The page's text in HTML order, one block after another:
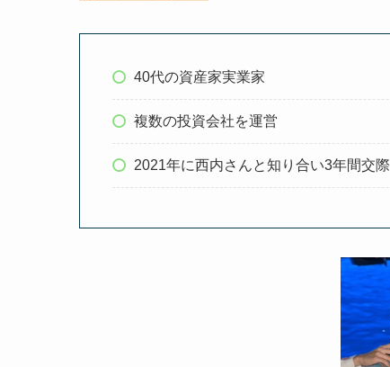
40代の資産家実業家
複数の投資会社を運営
2021年に西内さんと知り合い3年間交際